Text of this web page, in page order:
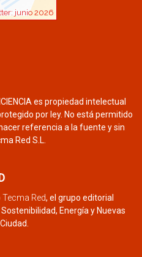
es propiedad intelectual
por ley. No está permitido
referencia a la fuente y sin
Red S.L.
Tecma Red, el grupo editorial
Energía y Nuevas